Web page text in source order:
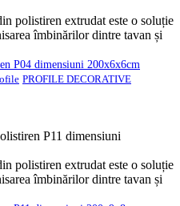
P04 dimensiuni 200x6x6cm
PROFILE DECORATIVE